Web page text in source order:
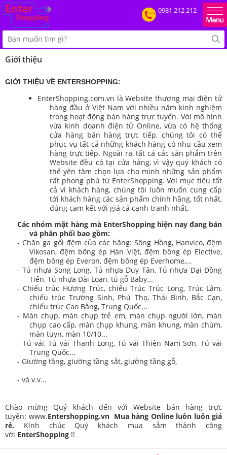
0981 212 212
Giới thiệu
GIỚI THIỆU VỀ ENTERSHOPPING:
EnterShopping.com.vn là Website thương mại điện tử
hàng đầu ở Việt Nam với nhiều năm kinh nghiệm
trong hoạt động bán hàng trực tuyến. Với mô hình
vừa kinh doanh điện tử Online, vừa có hệ thống
cửa hàng bán hàng trực tiếp, chúng tôi có thể
phục vụ tất cả những khách hàng có nhu cầu xem
hàng trực tiếp. Ngoài ra, tất cả các sản phẩm trên
Website đều có tại cửa hàng, vì vậy quý khách có
thể yên tâm chọn lựa cho mình những sản phẩm
rất phong phú từ EnterShopping. Với mục tiêu tất
cả vì khách hàng, chúng tôi luôn muốn cung cấp
tới khách hàng các sản phẩm chính hãng, tốt nhất,
đúng cam kết với giá cả cạnh tranh nhất.
Các nhóm mặt hàng mà EnterShopping hiện nay đang bán
và phân phối bao gồm:
- Chăn ga gối đệm của các hãng: Sông Hồng, Hanvico, đệm
Vikosan, đệm bông ép Hàn Việt, đệm bông ép Elective,
đệm bông ép Everon, đệm bông ép Everhome,...
- Tủ nhựa Song Long, Tủ nhựa Duy Tân, Tủ nhựa Đại Đồng
Tiến, Tủ nhựa Đài Loan, tủ gỗ Baby...
- Chiếu trúc Hương Trúc, chiếu Trúc Trúc Long, Trúc Lâm,
chiếu trúc Trường Sinh, Phú Thọ, Thái Bình, Bắc Cạn,
chiếu trúc Cao Bằng, Trung Quốc...
- Màn chụp, màn chụp trẻ em, màn chụp người lớn, màn
chụp cao cấp, màn chụp khung, màn khung, màn chùm,
màn tuyn, màn 10/10...
- Tủ vải, Tủ vải Thanh Long, Tủ vải Thiên Nam Sơn, Tủ vải
Trung Quốc...
- Giường tầng, giường tầng sắt, giường tầng gỗ,
- và v.v...
Chào mừng Quý khách đến với Website bán hàng trực
tuyến: www.Entershopping.vn Mua hàng Online luôn luôn giá
rẻ. Kính chúc Quý khách mua sắm thành công
với EnterShopping !!